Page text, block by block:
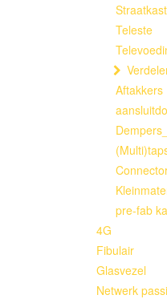
Teleste
Aftakkers
pre-fab
4G
Fibulair
Glasvezel
Netwerk